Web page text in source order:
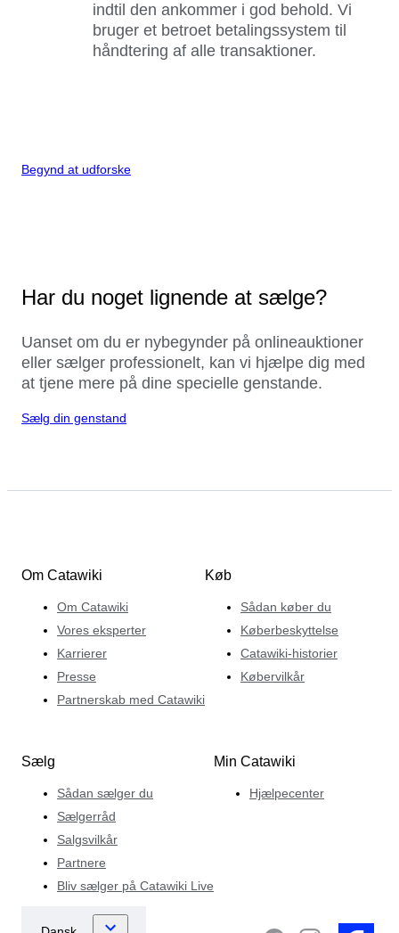
indtil den ankommer i god behold. Vi
bruger et betroet betalingssystem til
håndtering af alle transaktioner.
Begynd at udforske
Har du noget lignende at sælge?
Uanset om du er nybegynder på onlineauktioner
eller sælger professionelt, kan vi hjælpe dig med
at tjene mere på dine specielle genstande.
Sælg din genstand
Om Catawiki
Om Catawiki
Vores eksperter
Karrierer
Presse
Partnerskab med Catawiki
Køb
Sådan køber du
Køberbeskyttelse
Catawiki-historier
Købervilkår
Sælg
Sådan sælger du
Sælgerråd
Salgsvilkår
Partnere
Bliv sælger på Catawiki Live
Min Catawiki
Hjælpecenter